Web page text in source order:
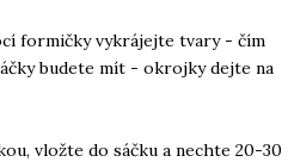
formičky vykrájejte tvary - čím
budete mít - okrojky dejte na
vložte do sáčku a nechte 20-30